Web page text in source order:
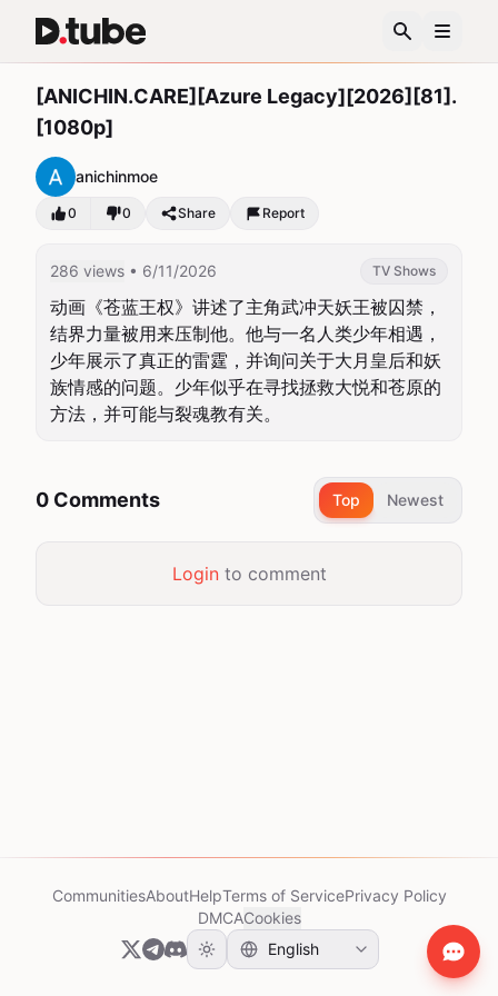
[ANICHIN.CARE][Azure Legacy][2026][81].
[1080p]
anichinmoe
0 0 Share Report
286 views • 6/11/2026 TV Shows
动画《苍蓝王权》讲述了主角武冲天妖王被囚禁，
结界力量被用来压制他。他与一名人类少年相遇，
少年展示了真正的雷霆，并询问关于大月皇后和妖
族情感的问题。少年似乎在寻找拯救大悦和苍原的
方法，并可能与裂魂教有关。
0 Comments Top Newest
Loginto comment
CommunitiesAboutHelpTerms of ServicePrivacy Policy
DMCACookies